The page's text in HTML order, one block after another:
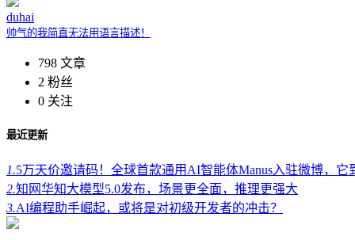
duhai
帅气的我简直无法用语言描述！
798 文章
2 粉丝
0 关注
最近更新
1.5万天价邀请码！全球首款通用AI智能体Manus入驻微博，它
2.知网华知大模型5.0发布，场景更全面，推理更强大
3.AI编程助手崛起，或将是对初级开发者的冲击？